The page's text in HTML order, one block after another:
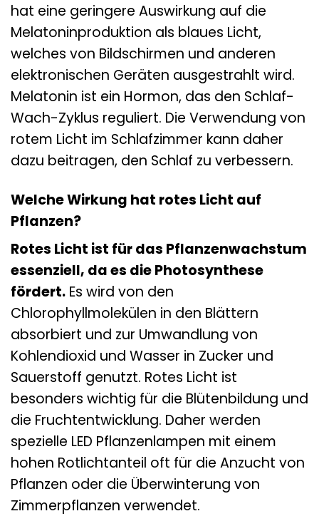
hat eine geringere Auswirkung auf die
Melatoninproduktion als blaues Licht,
welches von Bildschirmen und anderen
elektronischen Geräten ausgestrahlt wird.
Melatonin ist ein Hormon, das den Schlaf-
Wach-Zyklus reguliert. Die Verwendung von
rotem Licht im Schlafzimmer kann daher
dazu beitragen, den Schlaf zu verbessern.
Welche Wirkung hat rotes Licht auf
Pflanzen?
Rotes Licht ist für das Pflanzenwachstum
essenziell, da es die Photosynthese
fördert. Es wird von den
Chlorophyllmolekülen in den Blättern
absorbiert und zur Umwandlung von
Kohlendioxid und Wasser in Zucker und
Sauerstoff genutzt. Rotes Licht ist
besonders wichtig für die Blütenbildung und
die Fruchtentwicklung. Daher werden
spezielle LED Pflanzenlampen mit einem
hohen Rotlichtanteil oft für die Anzucht von
Pflanzen oder die Überwinterung von
Zimmerpflanzen verwendet.